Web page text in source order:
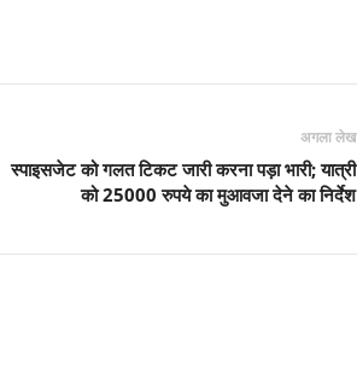
अगला लेख
स्पाइसजेट को गलत टिकट जारी करना पड़ा भारी; यात्री
को 25000 रुपये का मुआवजा देने का निर्देश